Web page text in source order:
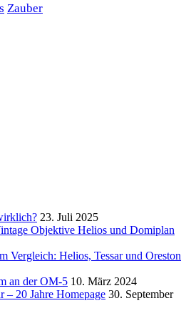
Zauber
23. Juli 2025
Objektive Helios und Domiplan
Vergleich: Helios, Tessar und Oreston
an der OM-5 10. März 2024
– 20 Jahre Homepage 30. September